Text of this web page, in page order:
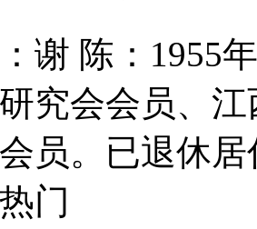
谢 陈：1955
究会会员、
员。已退休
门